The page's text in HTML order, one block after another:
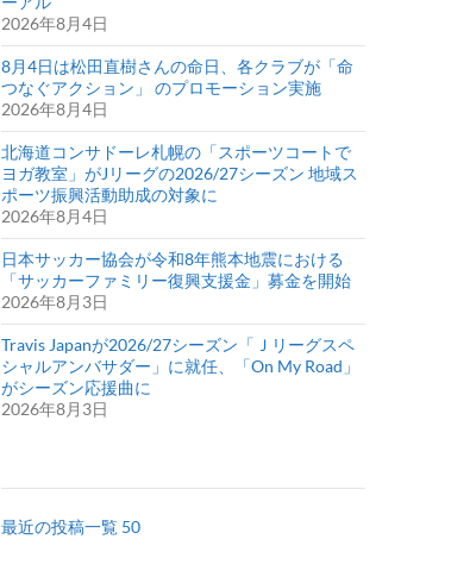
2026年8月4日
8月4日は松田直樹さんの命日、各クラブが「命
つなぐアクション」 のプロモーション実施
2026年8月4日
北海道コンサドーレ札幌の「スポーツコートで
ヨガ教室」がJリーグの2026/27シーズン 地域ス
ポーツ振興活動助成の対象に
2026年8月4日
日本サッカー協会が令和8年熊本地震における
「サッカーファミリー復興支援金」募金を開始
2026年8月3日
Travis Japanが2026/27シーズン「Ｊリーグスペ
シャルアンバサダー」に就任、「On My Road」
がシーズン応援曲に
2026年8月3日
最近の投稿一覧 50